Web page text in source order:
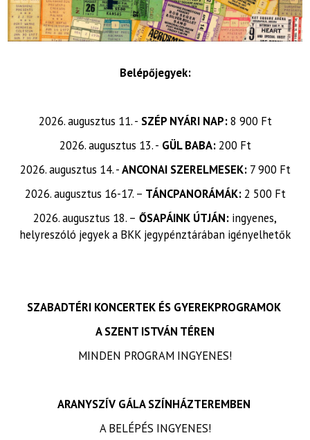
Belépőjegyek:
2026. augusztus 11. - SZÉP NYÁRI NAP:8 900 Ft
2026. augusztus 13. - GÜL BABA:200 Ft
2026. augusztus 14. -ANCONAI SZERELMESEK: 7 900 Ft
2026. augusztus 16-17. – TÁNCPANORÁMÁK:2 500 Ft
2026. augusztus 18. – ŐSAPÁINK ÚTJÁN: ingyenes,
helyreszóló jegyek a BKK jegypénztárában igényelhetők
SZABADTÉRI KONCERTEK ÉS GYEREKPROGRAMOK
A SZENT ISTVÁN TÉREN
MINDEN PROGRAM INGYENES!
ARANYSZÍV GÁLA SZÍNHÁZTEREMBEN
A BELÉPÉS INGYENES!